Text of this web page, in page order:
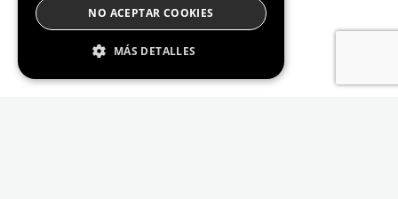
NO ACEPTAR COOKIES
MÁS DETALLES